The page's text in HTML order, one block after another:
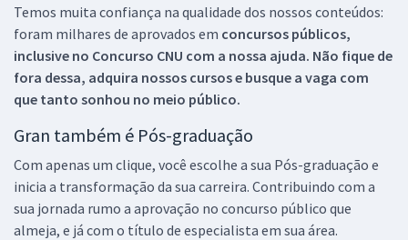
Temos muita confiança na qualidade dos nossos conteúdos:
foram milhares de aprovados em concursos públicos,
inclusive no Concurso CNU com a nossa ajuda. Não fique de
fora dessa, adquira nossos cursos e busque a vaga com
que tanto sonhou no meio público.
Gran também é Pós-graduação
Com apenas um clique, você escolhe a sua Pós-graduação e
inicia a transformação da sua carreira. Contribuindo com a
sua jornada rumo a aprovação no concurso público que
almeja, e já com o título de especialista em sua área.